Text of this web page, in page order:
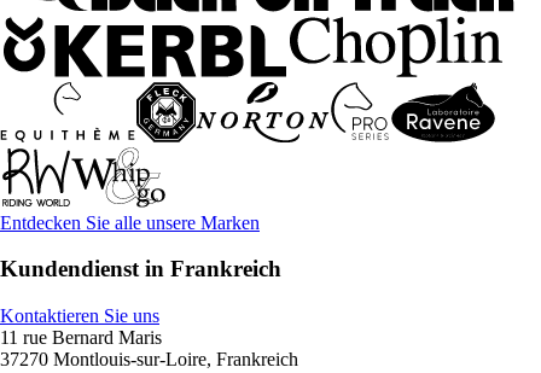
Entdecken Sie alle unsere Marken
Kundendienst in Frankreich
Kontaktieren Sie uns
11 rue Bernard Maris
37270 Montlouis-sur-Loire, Frankreich